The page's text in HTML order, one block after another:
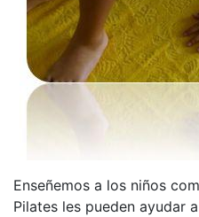
Enseñemos a los niños
Pilates les pueden ayudar